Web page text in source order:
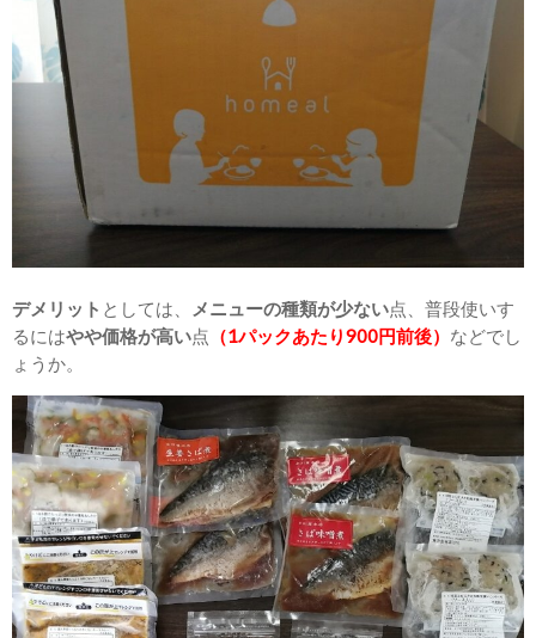
デメリット としては、 メニューの種類が少ない点、普段使いす
るにはやや価格が高い点 （1パックあたり900円前後） などでし
ょうか。